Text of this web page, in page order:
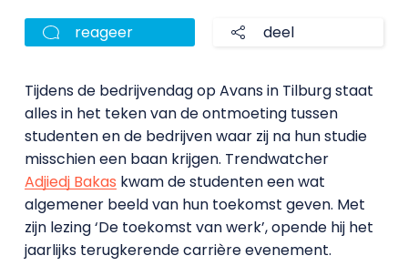
reageer deel
Tijdens de bedrijvendag op Avans in Tilburg staat
alles in het teken van de ontmoeting tussen
studenten en de bedrijven waar zij na hun studie
misschien een baan krijgen. Trendwatcher
Adjiedj Bakas kwam de studenten een wat
algemener beeld van hun toekomst geven. Met
zijn lezing ‘De toekomst van werk’, opende hij het
jaarlijks terugkerende carrière evenement.